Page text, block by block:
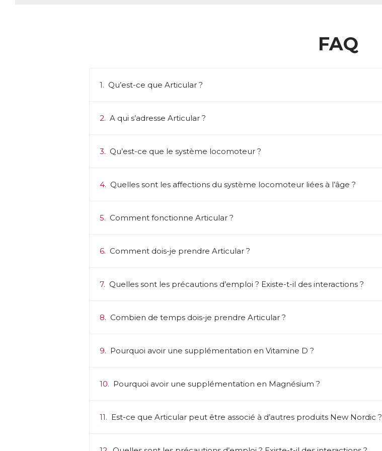
FAQ
1. Qu’est-ce que Articular ?
2. A qui s’adresse Articular ?
3. Qu’est-ce que le système locomoteur ?
4. Quelles sont les affections du système locomoteur liées à l’âge ?
5. Comment fonctionne Articular ?
6. Comment dois-je prendre Articular ?
7. Quelles sont les précautions d’emploi ? Existe-t-il des interactions ?
8. Combien de temps dois-je prendre Articular ?
9. Pourquoi avoir une supplémentation en Vitamine D ?
10. Pourquoi avoir une supplémentation en Magnésium ?
11. Est-ce que Articular peut être associé à d’autres produits New Nordic ?